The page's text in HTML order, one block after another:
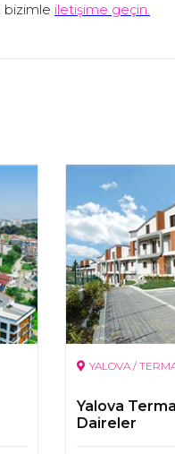
bizimle iletişime geçin.
YALOVA /
Yalova
Daireler